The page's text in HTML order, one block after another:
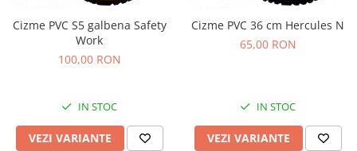
Cizme PVC S5 galbena Safety
Work
100,00 RON
IN STOC
VEZI VARIANTE
Cizme PVC 36 cm Hercules N
65,00 RON
IN STOC
VEZI VARIANTE